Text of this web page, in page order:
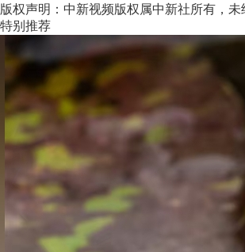
版权声明：中新视频版权属中新社所有，
特别推荐